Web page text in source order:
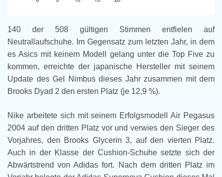
140 der 508 gültigen Stimmen entfielen auf
Neutrallaufschuhe. Im Gegensatz zum letzten Jahr, in dem
es Asics mit keinem Modell gelang unter die Top Five zu
kommen, erreichte der japanische Hersteller mit seinem
Update des Gel Nimbus dieses Jahr zusammen mit dem
Brooks Dyad 2 den ersten Platz (je 12,9 %).
Nike arbeitete sich mit seinem Erfolgsmodell Air Pegasus
2004 auf den dritten Platz vor und verwies den Sieger des
Vorjahres, den Brooks Glycerin 3, auf den vierten Platz.
Auch in der Klasse der Cushion-Schuhe setzte sich der
Abwärtstrend von Adidas fort. Nach dem dritten Platz im